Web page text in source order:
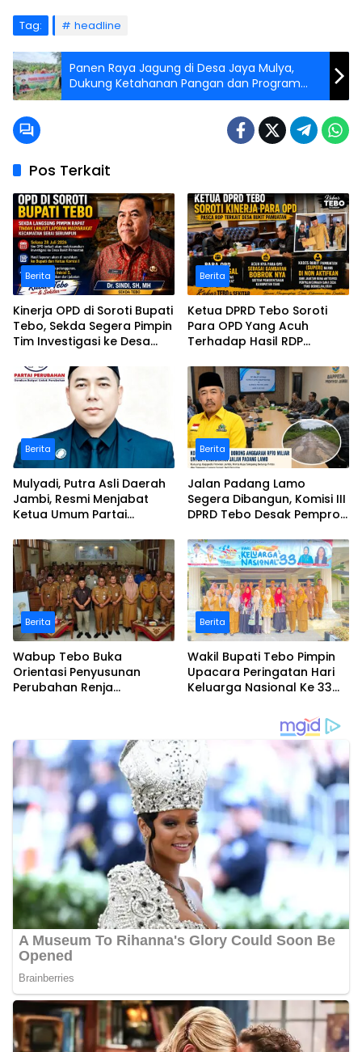
Tag: headline
Panen Raya Jagung di Desa Jaya Mulya,
Dukung Ketahanan Pangan dan Program
Makan Gratis
Pos Terkait
Berita
Kinerja OPD di Soroti Bupati
Tebo, Sekda Segera Pimpin
Tim Investigasi ke Desa
serumpun
Berita
Ketua DPRD Tebo Soroti
Para OPD Yang Acuh
Terhadap Hasil RDP
Pamuatan
Berita
Mulyadi, Putra Asli Daerah
Jambi, Resmi Menjabat
Ketua Umum Partai
Perwakilan ASEAN Partai
Perubahan di Malaysia
Berita
Jalan Padang Lamo
Segera Dibangun, Komisi III
DPRD Tebo Desak Pemprov
Anggaran Rp70 Miliar
Berita
Wabup Tebo Buka
Orientasi Penyusunan
Perubahan Renja
Berita
Wakil Bupati Tebo Pimpin
Upacara Peringatan Hari
Keluarga Nasional Ke 33